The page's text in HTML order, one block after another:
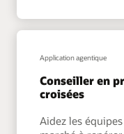
Application agentique
Conseiller en
croisées
Aidez les